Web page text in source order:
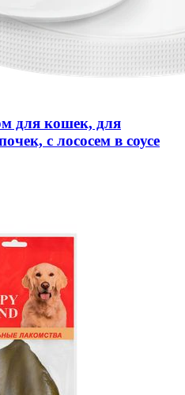
для кошек, для
с лососем в соусе